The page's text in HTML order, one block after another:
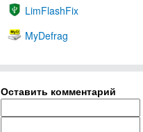
LimFlashFix
MyDefrag
Оставить комментарий